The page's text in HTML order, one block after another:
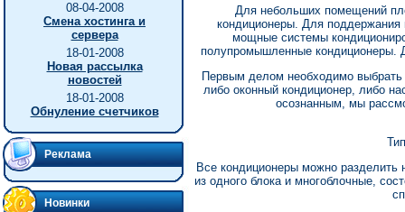
08-04-2008
Смена хостинга и
сервера
18-01-2008
Новая рассылка
новостей
18-01-2008
Обнуление счетчиков
Реклама
Новинки
Для небольших помещений
кондиционеры. Для
мощные системы
полупромышленные кондиционеры.
Первым делом необходимо выбрать
либо оконный кондиционер, либо
осознанным, мы
Все кондиционеры можно
из одного блока и многоблочные,